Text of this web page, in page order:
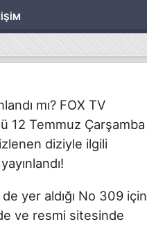
mı? FOX TV
12 Temmuz Çarşamba
diziyle ilgili
yayınlandı!
yer aldığı No 309 için
ve resmi sitesinde